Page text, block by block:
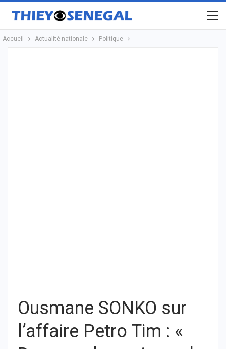
Accueil Actualité nationale Politique
Ousmane SONKO sur
l’affaire Petro Tim : «